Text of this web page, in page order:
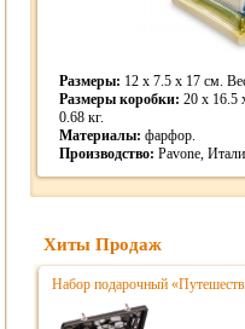
Размеры: 12 x 7.5 x 17 см.
Размеры коробки: 20 x 16.5
0.68 кг.
Материалы: фарфор.
Производство: Pavone,
Хиты Продаж
Набор подарочный